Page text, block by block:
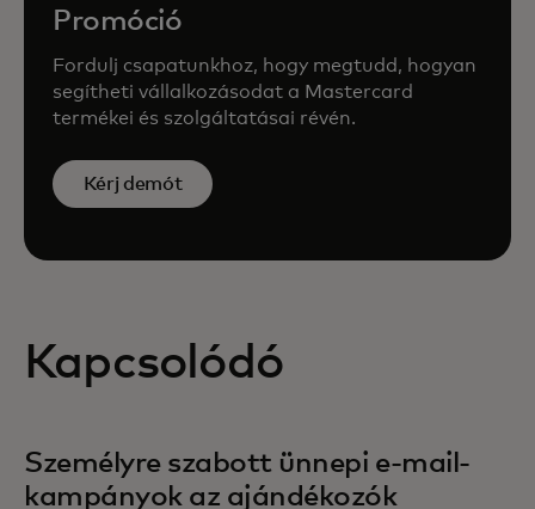
Promóció
Fordulj csapatunkhoz, hogy megtudd, hogyan
segítheti vállalkozásodat a Mastercard
termékei és szolgáltatásai révén.
Kérj demót
Kapcsolódó
Személyre szabott ünnepi e-mail-
kampányok az ajándékozók